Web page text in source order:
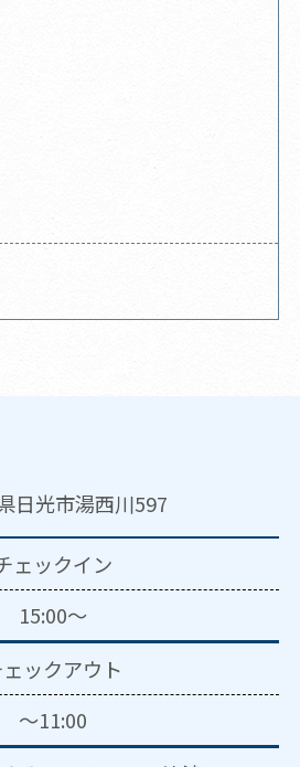
光市湯西川597
ェックイン
15:00～
ックアウト
～11:00